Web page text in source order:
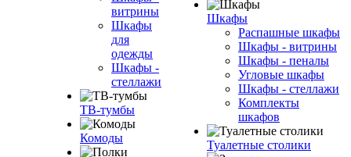
витрины
Шкафы
для
одежды
Шкафы -
стеллажи
ТВ-тумбы
Комоды
Шкафы
Распашные шкафы
Шкафы - витрины
Шкафы - пеналы
Угловые шкафы
Шкафы - стеллажи
Комплекты
шкафов
Туалетные столики